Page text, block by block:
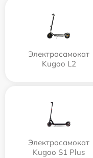
Электросамокат
Kugoo L2
Электросамокат
Kugoo S1 Plus